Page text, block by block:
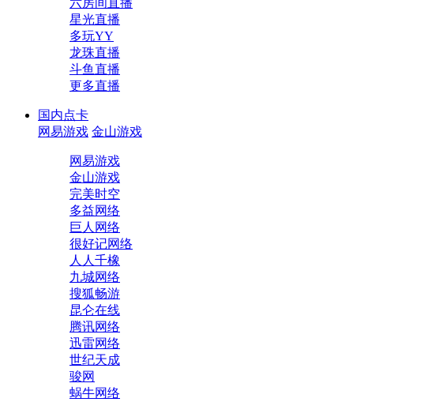
六房间直播
星光直播
多玩YY
龙珠直播
斗鱼直播
更多直播
国内点卡
网易游戏 金山游戏
网易游戏
金山游戏
完美时空
多益网络
巨人网络
很好记网络
人人千橡
九城网络
搜狐畅游
昆仑在线
腾讯网络
迅雷网络
世纪天成
骏网
蜗牛网络